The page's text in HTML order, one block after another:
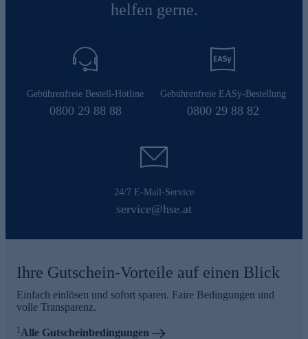
helfen gerne.
Gebührenfreie Bestell-Hotline
0800 29 88 88
Gebührenfreie EASy-Bestellung
0800 29 88 82
24/7 E-Mail-Service
service@hse.at
Ihre Gutschein-Vorteile auf einen Blick
Einfach einlösen und sofort sparen. Faire Bedingungen und
volle Transparenz.
1Alle Gutscheinbedingungen